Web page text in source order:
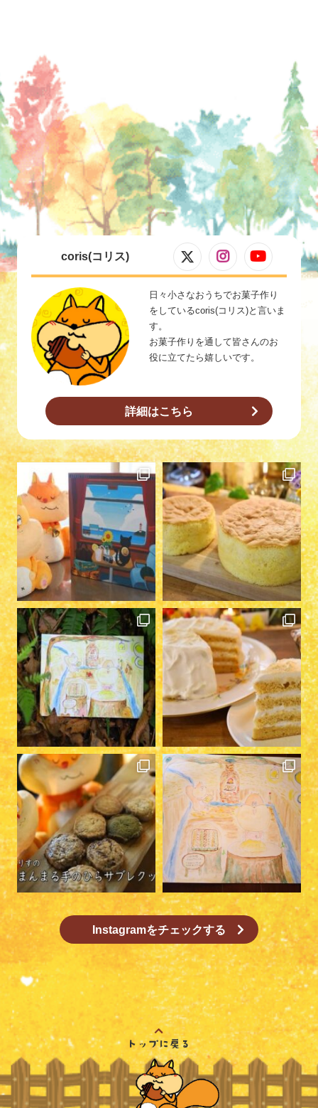
coris(コリス)
日々小さなおうちでお菓子作り
をしているcoris(コリス)と言いま
す。
お菓子作りを通して皆さんのお
役に立てたら嬉しいです。
詳細はこちら
Instagramをチェックする